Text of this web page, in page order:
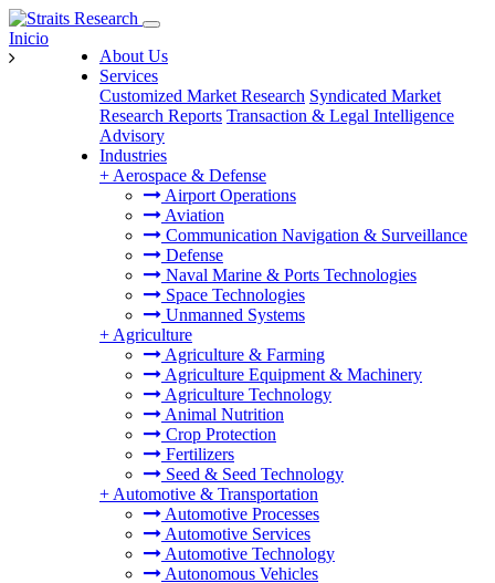
About Us
Services
Customized Market Research Syndicated Market
Research Reports Transaction & Legal Intelligence
Advisory
Industries
+ Aerospace & Defense
Airport Operations
Aviation
Communication Navigation & Surveillance
Defense
Naval Marine & Ports Technologies
Space Technologies
Unmanned Systems
+ Agriculture
Agriculture & Farming
Agriculture Equipment & Machinery
Agriculture Technology
Animal Nutrition
Crop Protection
Fertilizers
Seed & Seed Technology
+ Automotive & Transportation
Automotive Processes
Automotive Services
Automotive Technology
Autonomous Vehicles
Inicio